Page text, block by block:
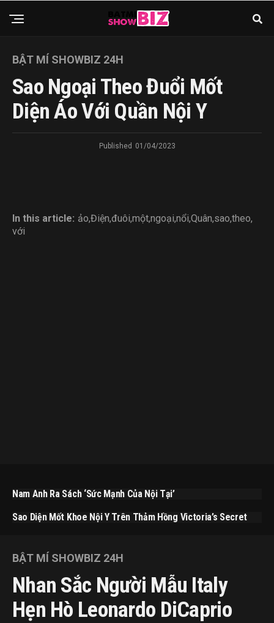
BẬT MÍ SHOWBIZ 24H
Sao Ngoại Theo Đuổi Mốt
Diện Áo Với Quần Nội Y
Published 01/04/2023
In this article: ảo,Điện,đuôi,một,ngoại,nổi,Quân,sao,theo,
với
Nam Anh Ra Sách ‘Sức Mạnh Của Nội Tại’
Sao Diện Mốt Khoe Nội Y Trên Thảm Hồng Victoria’s Secret
BẬT MÍ SHOWBIZ 24H
Nhan Sắc Người Mẫu Italy
Hẹn Hò Leonardo DiCaprio